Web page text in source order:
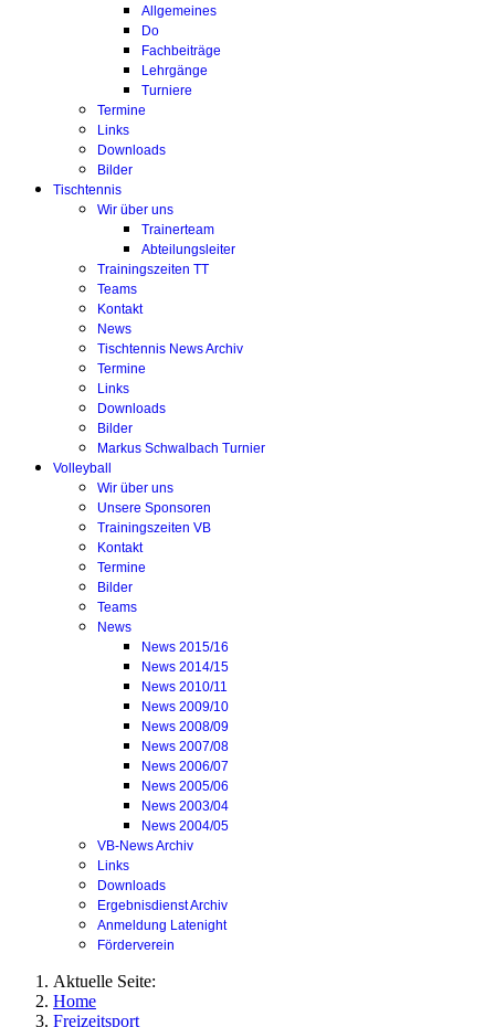
Allgemeines
Do
Fachbeiträge
Lehrgänge
Turniere
Termine
Links
Downloads
Bilder
Tischtennis
Wir über uns
Trainerteam
Abteilungsleiter
Trainingszeiten TT
Teams
Kontakt
News
Tischtennis News Archiv
Termine
Links
Downloads
Bilder
Markus Schwalbach Turnier
Volleyball
Wir über uns
Unsere Sponsoren
Trainingszeiten VB
Kontakt
Termine
Bilder
Teams
News
News 2015/16
News 2014/15
News 2010/11
News 2009/10
News 2008/09
News 2007/08
News 2006/07
News 2005/06
News 2003/04
News 2004/05
VB-News Archiv
Links
Downloads
Ergebnisdienst Archiv
Anmeldung Latenight
Förderverein
Aktuelle Seite:
Home
Freizeitsport